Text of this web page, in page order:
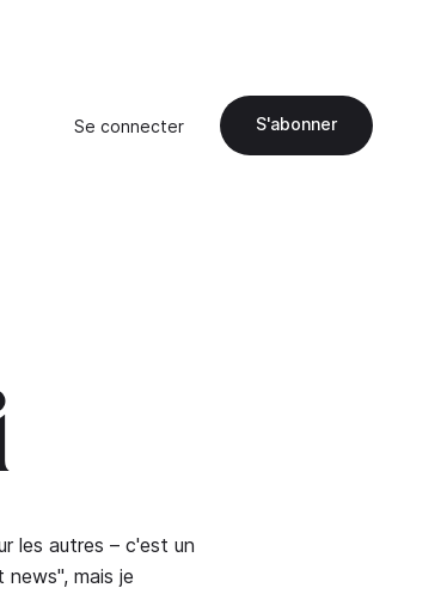
Se connecter S'abonner
les autres – c'est un
mais je